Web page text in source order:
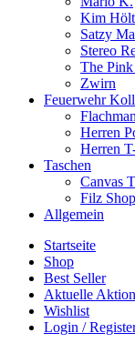
Kim
Satzy
Stereo
The Pink
Zwirn
Feuerwehr
Herren
Herren
Taschen
Canvas
Filz
Allgemein
Startseite
Shop
Best Seller
Aktuelle
Wishlist
Login /